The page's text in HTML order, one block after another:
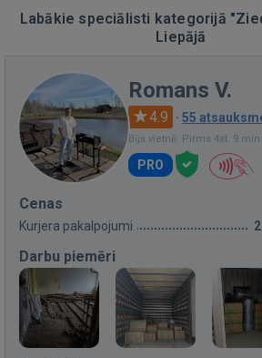
Labākie speciālisti kategorijā
Liepājā
Romans V.
4.9 · 55
Bija vietnē: Pirms 4st. 9 min.
PRO
Cenas
Kurjera pakalpojumi
Darbu piemēri